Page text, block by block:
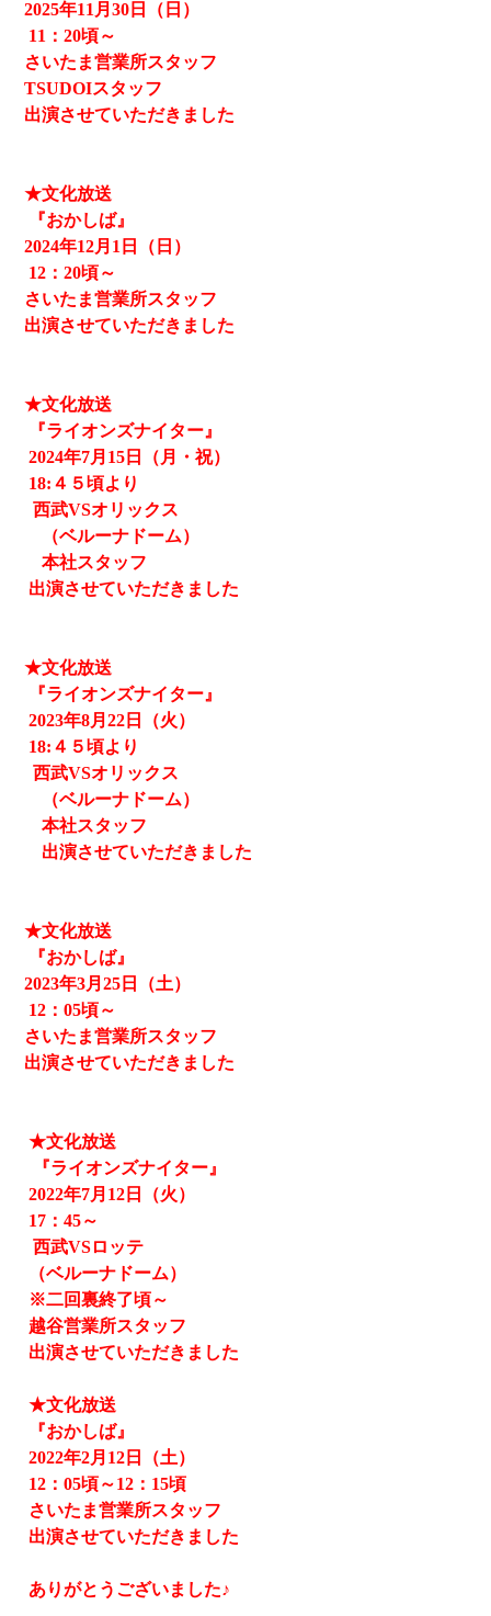
2025年11月30日（日）
11 ：20頃～
さいたま営業所スタッフ
TSUDOIスタッフ
出演させていただきました
★文化放送
『おかしば』
2024年12月1日（日）
12 ：20頃～
さいたま営業所スタッフ
出演させていただきました
★文化放送
『ライオンズナイター』
2024年7月15日（月・祝）
18:４５頃より
西武VSオリックス
（ベルーナドーム）
本社スタッフ
出演させていただきました
★文化放送
『ライオンズナイター』
2023年8月22日（火）
18:４５頃より
西武VSオリックス
（ベルーナドーム）
本社スタッフ
出演させていただきました
★文化放送
『おかしば』
2023年3月25日（土）
12 ：05頃～
さいたま営業所スタッフ
出演させていただきました
★文化放送
『ライオンズナイター』
2022年7月 12 日（火）
17 ：45～
西武VSロッテ
（ベルーナドーム）
※二回裏終了頃～
越谷営業所スタッフ
出演させていただきました
★文化放送
『おかしば』
2022年2月 12 日（土）
12 ：05頃～12 ： 15頃
さいたま営業所スタッフ
出演させていただきました
ありがとうございました♪